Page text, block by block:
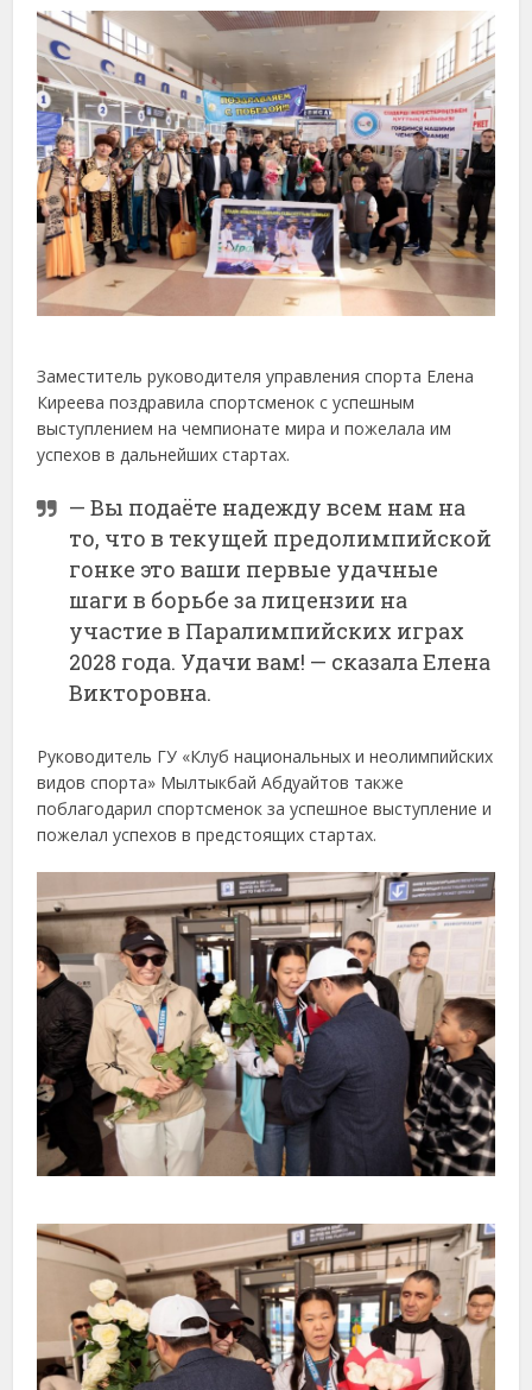
Заместитель руководителя управления спорта Елена
Киреева поздравила спортсменок с успешным
выступлением на чемпионате мира и пожелала им
успехов в дальнейших стартах.
— Вы подаёте надежду всем нам на
то, что в текущей предолимпийской
гонке это ваши первые удачные
шаги в борьбе за лицензии на
участие в Паралимпийских играх
2028 года. Удачи вам! — сказала Елена
Викторовна.
Руководитель ГУ «Клуб национальных и неолимпийских
видов спорта» Мылтыкбай Абдуайтов также
поблагодарил спортсменок за успешное выступление и
пожелал успехов в предстоящих стартах.